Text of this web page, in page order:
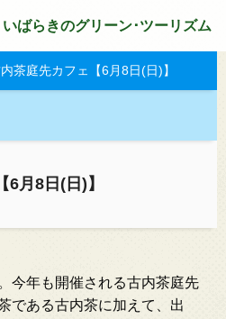
いばらきのグリーン･ツーリズム
茶庭先カフェ【6月8日(日)】
月8日(日)】
今年も開催される古内茶庭先
である古内茶に加えて、出